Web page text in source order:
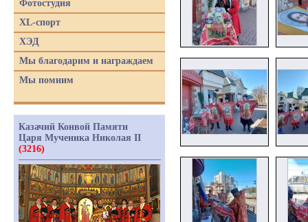
Фотостудия
XL-спорт
ХЭД
Мы благодарим и награждаем
Мы помним
Казачий Конвой Памяти
Царя Мученика Николая II
(3216)